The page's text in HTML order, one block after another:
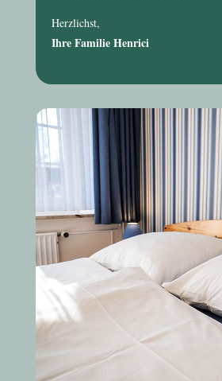
Herzlichst,
Ihre Familie Henrici